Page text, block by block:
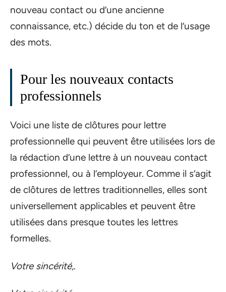
nouveau contact ou d’une ancienne
connaissance, etc.) décide du ton et de l’usage
des mots.
Pour les nouveaux contacts
professionnels
Voici une liste de clôtures pour lettre
professionnelle qui peuvent être utilisées lors de
la rédaction d’une lettre à un nouveau contact
professionnel, ou à l’employeur. Comme il s’agit
de clôtures de lettres traditionnelles, elles sont
universellement applicables et peuvent être
utilisées dans presque toutes les lettres
formelles.
Votre sincérité,.